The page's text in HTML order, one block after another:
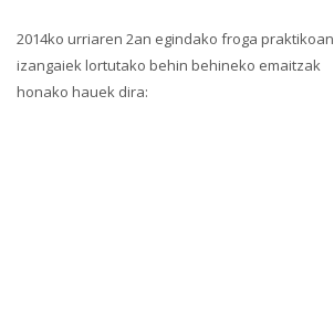
2014ko urriaren 2an egindako froga praktikoan
izangaiek lortutako behin behineko emaitzak
honako hauek dira: